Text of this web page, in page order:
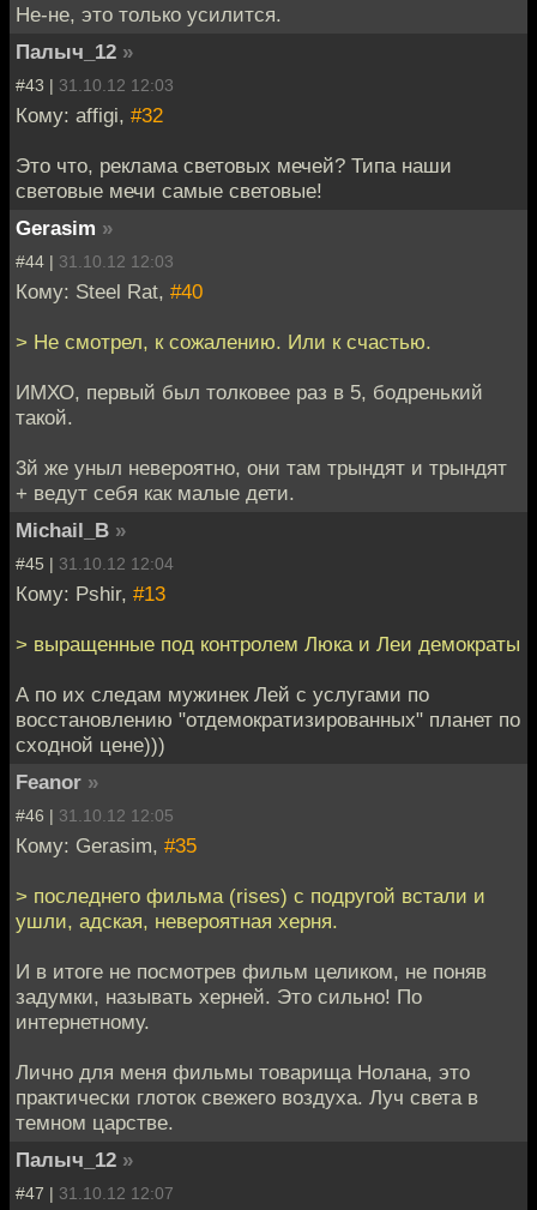
Не-не, это только усилится.
Палыч_12 »
#43 | 31.10.12 12:03
Кому: affigi, #32
Это что, реклама световых мечей? Типа наши
световые мечи самые световые!
Gerasim »
#44 | 31.10.12 12:03
Кому: Steel Rat, #40
> Не смотрел, к сожалению. Или к счастью.
ИМХО, первый был толковее раз в 5, бодренький
такой.
3й же уныл невероятно, они там трындят и трындят
+ ведут себя как малые дети.
Michail_B »
#45 | 31.10.12 12:04
Кому: Pshir, #13
> выращенные под контролем Люка и Леи демократы
А по их следам мужинек Лей с услугами по
восстановлению "отдемократизированных" планет по
сходной цене)))
Feanor »
#46 | 31.10.12 12:05
Кому: Gerasim, #35
> последнего фильма (rises) с подругой встали и
ушли, адская, невероятная херня.
И в итоге не посмотрев фильм целиком, не поняв
задумки, называть херней. Это сильно! По
интернетному.
Лично для меня фильмы товарища Нолана, это
практически глоток свежего воздуха. Луч света в
темном царстве.
Палыч_12 »
#47 | 31.10.12 12:07